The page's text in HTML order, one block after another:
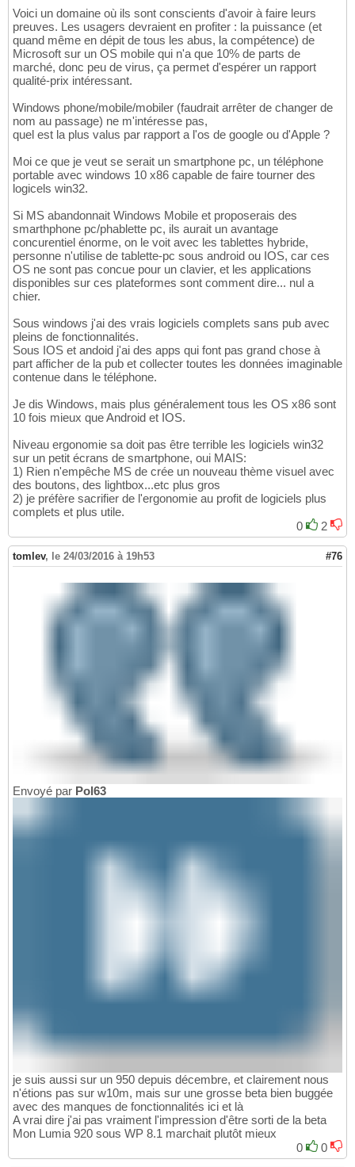
Voici un domaine où ils sont conscients d'avoir à faire leurs
preuves. Les usagers devraient en profiter : la puissance (et
quand même en dépit de tous les abus, la compétence) de
Microsoft sur un OS mobile qui n'a que 10% de parts de
marché, donc peu de virus, ça permet d'espérer un rapport
qualité-prix intéressant.
Windows phone/mobile/mobiler (faudrait arrêter de changer de
nom au passage) ne m'intéresse pas,
quel est la plus valus par rapport a l'os de google ou d'Apple ?
Moi ce que je veut se serait un smartphone pc, un téléphone
portable avec windows 10 x86 capable de faire tourner des
logicels win32.
Si MS abandonnait Windows Mobile et proposerais des
smarthphone pc/phablette pc, ils aurait un avantage
concurentiel énorme, on le voit avec les tablettes hybride,
personne n'utilise de tablette-pc sous android ou IOS, car ces
OS ne sont pas concue pour un clavier, et les applications
disponibles sur ces plateformes sont comment dire... nul a
chier.
Sous windows j'ai des vrais logiciels complets sans pub avec
pleins de fonctionnalités.
Sous IOS et andoid j'ai des apps qui font pas grand chose à
part afficher de la pub et collecter toutes les données imaginable
contenue dans le téléphone.
Je dis Windows, mais plus généralement tous les OS x86 sont
10 fois mieux que Android et IOS.
Niveau ergonomie sa doit pas être terrible les logiciels win32
sur un petit écrans de smartphone, oui MAIS:
1) Rien n'empêche MS de crée un nouveau thème visuel avec
des boutons, des lightbox...etc plus gros
2) je préfère sacrifier de l'ergonomie au profit de logiciels plus
complets et plus utile.
0
2
tomlev, le 24/03/2016 à 19h53 #76
Envoyé par Pol63
je suis aussi sur un 950 depuis décembre, et clairement nous
n'étions pas sur w10m, mais sur une grosse beta bien buggée
avec des manques de fonctionnalités ici et là
A vrai dire j'ai pas vraiment l'impression d'être sorti de la beta
Mon Lumia 920 sous WP 8.1 marchait plutôt mieux
0
0